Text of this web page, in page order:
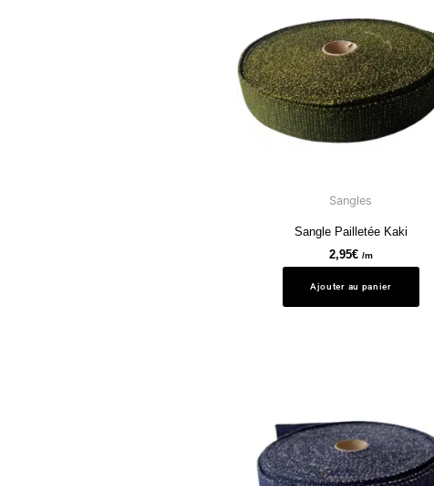
Sangles
Sangle Pailletée Kaki
2,95€ /m
Ajouter au panier